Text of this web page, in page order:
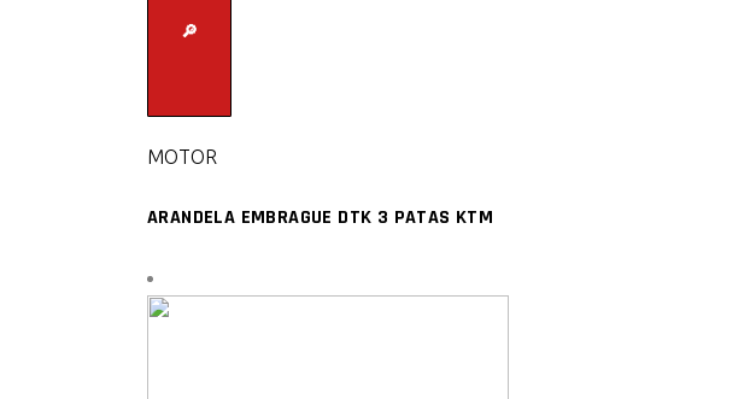
🔎
MOTOR
ARANDELA EMBRAGUE DTK 3 PATAS KTM